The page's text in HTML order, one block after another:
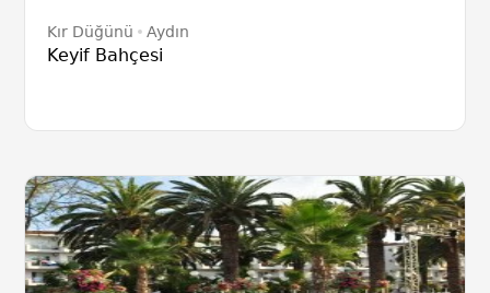
Kır Düğünü Aydın
Keyif Bahçesi